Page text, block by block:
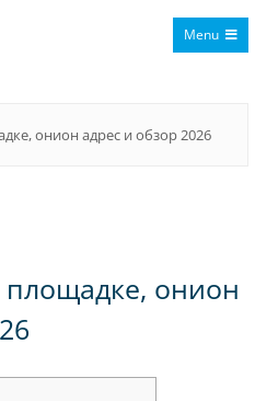
Menu
онион адрес и обзор 2026
площадке, онион